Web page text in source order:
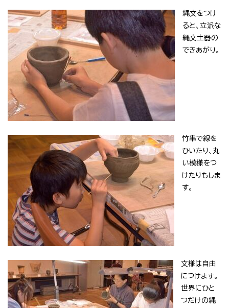
縄文をつけ
ると、立派な
縄文土器の
できあがり。
竹串で線を
ひいたり、丸
い模様をつ
けたりもしま
す。
文様は自由
につけます。
世界にひと
つだけの縄